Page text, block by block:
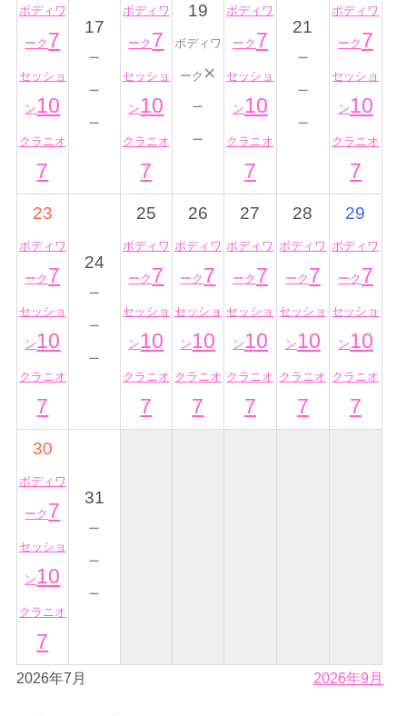
ボディワ
ーク 7
セッショ
ン10
クラニオ
7
17
－
－
－
ボディワ
ーク 7
セッショ
ン10
クラニオ
7
19
ボディワ
ーク ×
－
－
ボディワ
ーク 7
セッショ
ン10
クラニオ
7
21
－
－
－
ボディワ
ーク 7
セッショ
ン10
クラニオ
7
23
ボディワ
ーク 7
セッショ
ン10
クラニオ
7
24
－
－
－
25
ボディワ
ーク 7
セッショ
ン10
クラニオ
7
26
ボディワ
ーク 7
セッショ
ン10
クラニオ
7
27
ボディワ
ーク 7
セッショ
ン10
クラニオ
7
28
ボディワ
ーク 7
セッショ
ン10
クラニオ
7
29
ボディワ
ーク 7
セッショ
ン10
クラニオ
7
30
ボディワ
ーク 7
セッショ
ン10
クラニオ
7
31
－
－
－
2026年7月 2026年9月